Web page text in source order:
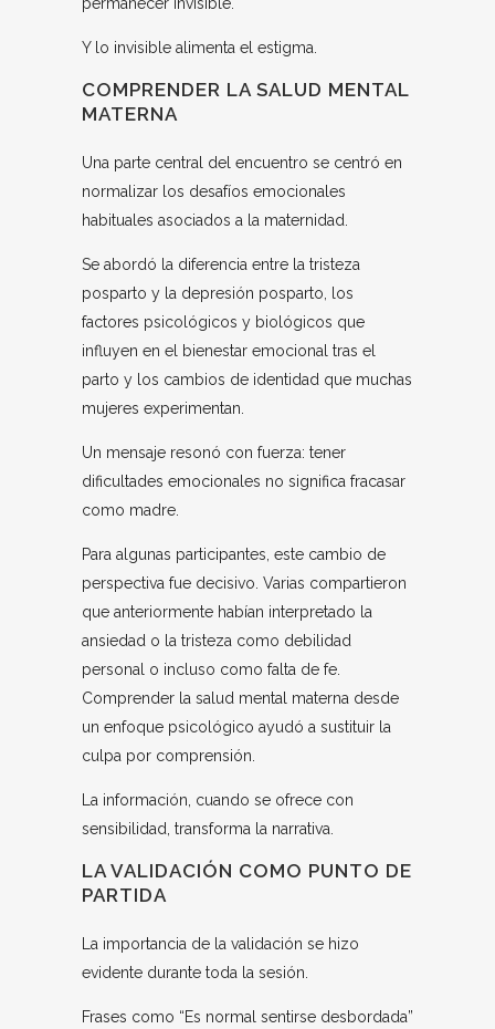
Y lo invisible alimenta el estigma.
COMPRENDER LA SALUD MENTAL
MATERNA
Una parte central del encuentro se centró en
normalizar los desafíos emocionales
habituales asociados a la maternidad.
Se abordó la diferencia entre la tristeza
posparto y la depresión posparto, los
factores psicológicos y biológicos que
influyen en el bienestar emocional tras el
parto y los cambios de identidad que muchas
mujeres experimentan.
Un mensaje resonó con fuerza: tener
dificultades emocionales no significa fracasar
como madre.
Para algunas participantes, este cambio de
perspectiva fue decisivo. Varias compartieron
que anteriormente habían interpretado la
ansiedad o la tristeza como debilidad
personal o incluso como falta de fe.
Comprender la salud mental materna desde
un enfoque psicológico ayudó a sustituir la
culpa por comprensión.
La información, cuando se ofrece con
sensibilidad, transforma la narrativa.
LA VALIDACIÓN COMO PUNTO DE
PARTIDA
La importancia de la validación se hizo
evidente durante toda la sesión.
Frases como “Es normal sentirse desbordada”